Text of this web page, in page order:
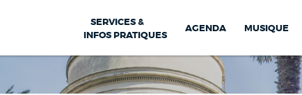
SERVICES &
INFOS PRATIQUES
AGENDA MUSIQUE